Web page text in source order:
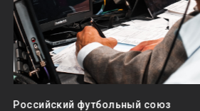
Российский футбольный союз